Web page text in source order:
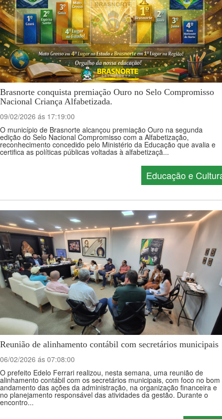
Brasnorte conquista premiação Ouro no Selo Compromisso
Nacional Criança Alfabetizada.
09/02/2026 ás 17:19:00
O município de Brasnorte alcançou premiação Ouro na segunda
edição do Selo Nacional Compromisso com a Alfabetização,
reconhecimento concedido pelo Ministério da Educação que avalia e
certifica as políticas públicas voltadas à alfabetizaçã...
Educação e
Reunião de alinhamento contábil com secretários municipais
06/02/2026 ás 07:08:00
O prefeito Edelo Ferrari realizou, nesta semana, uma reunião de
alinhamento contábil com os secretários municipais, com foco no bom
andamento das ações da administração, na organização financeira e
no planejamento responsável das atividades da gestão. Durante o
encontro...